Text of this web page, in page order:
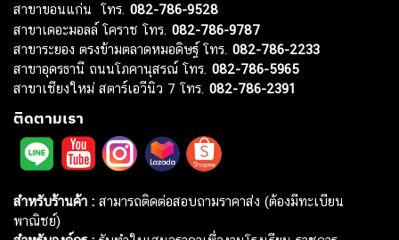
สาขาขอนแก่น โทร. 082-786-9528
สาขาเดอะมอลล์ โคราช โทร. 082-786-9787
สาขาระยอง ตรงข้ามตลาดหมอดิษฐ์ โทร. 082-786-2233
สาขาอุดรธานี ถนนโภคานุสรณ์ โทร. 082-786-5965
สาขาเชียงใหม่ สตาร์เอวีนิว 7 โทร. 082-786-2391
ติดตามเรา
สำหรับร้านค้า : สามารถติดต่อสอบถามราคาส่ง (ต้องมีทะเบียน
พาณิชย์)